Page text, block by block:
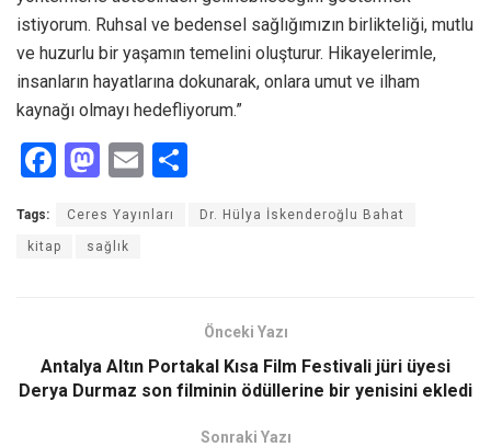
istiyorum. Ruhsal ve bedensel sağlığımızın birlikteliği, mutlu
ve huzurlu bir yaşamın temelini oluşturur. Hikayelerimle,
insanların hayatlarına dokunarak, onlara umut ve ilham
kaynağı olmayı hedefliyorum.”
F
ce
b
k
M
st
o
n
E
ail
ar
Tags: Ceres Yayınları Dr. Hülya İskenderoğlu Bahat
kitap sağlık
Önceki Yazı
Antalya Altın Portakal Kısa Film Festivali jüri üyesi
Derya Durmaz son filminin ödüllerine bir yenisini ekledi
Sonraki Yazı